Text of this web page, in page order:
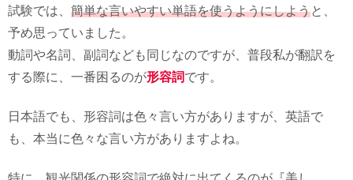
試験では、 簡単な言いやすい単語を使うようにしようと、
予め思っていました。
動詞や名詞、副詞なども同じなのですが、普段私が翻訳を
する際に、一番困るのが形容詞です。
日本語でも、形容詞は色々言い方がありますが、英語で
も、本当に色々な言い方がありますよね。